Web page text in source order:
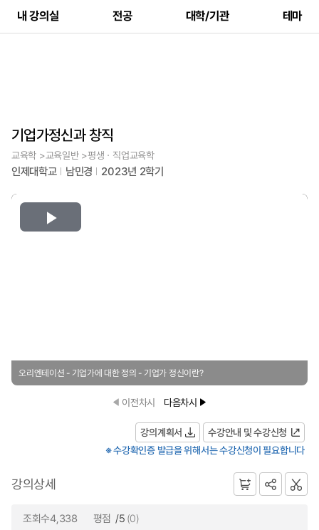
내 강의실 전공 대학/기관 테마
기업가정신과 창직
교육학 >교육일반 >평생ㆍ직업교육학
인제대학교 남민경 2023년 2학기
Play
오리엔테이션 - 기업가에 대한 정의 - 기업가 정신이란?
이전차시 다음차시
강의계획서
수강안내 및 수강신청
※ 수강확인증 발급을 위해서는 수강신청이 필요합니다
강의상세
조회수4,338 평점 /5 (0)